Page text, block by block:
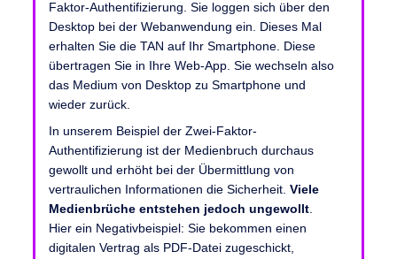
Faktor-Authentifizierung. Sie loggen sich über den
Desktop bei der Webanwendung ein. Dieses Mal
erhalten Sie die TAN auf Ihr Smartphone. Diese
übertragen Sie in Ihre Web-App. Sie wechseln also
das Medium von Desktop zu Smartphone und
wieder zurück.
In unserem Beispiel der Zwei-Faktor-
Authentifizierung ist der Medienbruch durchaus
gewollt und erhöht bei der Übermittlung von
vertraulichen Informationen die Sicherheit. Viele
Medienbrüche entstehen jedoch ungewollt.
Hier ein Negativbeispiel: Sie bekommen einen
digitalen Vertrag als PDF-Datei zugeschickt,